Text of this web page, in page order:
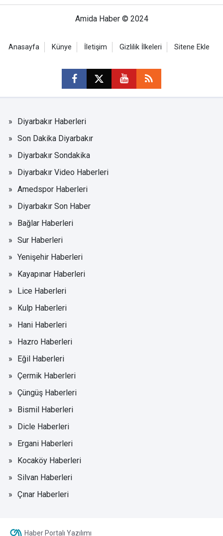
Amida Haber © 2024
Anasayfa Künye İletişim Gizlilik İlkeleri Sitene Ekle
Diyarbakır Haberleri
Son Dakika Diyarbakır
Diyarbakır Sondakika
Diyarbakır Video Haberleri
Amedspor Haberleri
Diyarbakır Son Haber
Bağlar Haberleri
Sur Haberleri
Yenişehir Haberleri
Kayapınar Haberleri
Lice Haberleri
Kulp Haberleri
Hani Haberleri
Hazro Haberleri
Eğil Haberleri
Çermik Haberleri
Çüngüş Haberleri
Bismil Haberleri
Dicle Haberleri
Ergani Haberleri
Kocaköy Haberleri
Silvan Haberleri
Çınar Haberleri
Haber Portalı Yazılımı